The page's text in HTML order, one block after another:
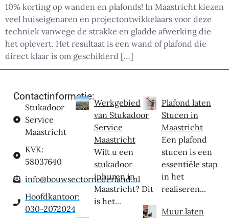
10% korting op wanden en plafonds! In Maastricht kiezen
veel huiseigenaren en projectontwikkelaars voor deze
techniek vanwege de strakke en gladde afwerking die
het oplevert. Het resultaat is een wand of plafond die
direct klaar is om geschilderd […]
Contactinformatie:
Stukadoor
Service
Maastricht
KVK:
58037640
info@bouwsectornederland.nl
Hoofdkantoor:
030-2072024
Werkgebied
van Stukadoor
Service
Maastricht
Wilt u een
stukadoor
inhuren in
Maastricht? Dit
is het...
Plafond laten
Stucen in
Maastricht
Een plafond
stucen is een
essentiële stap
in het
realiseren...
Muur laten